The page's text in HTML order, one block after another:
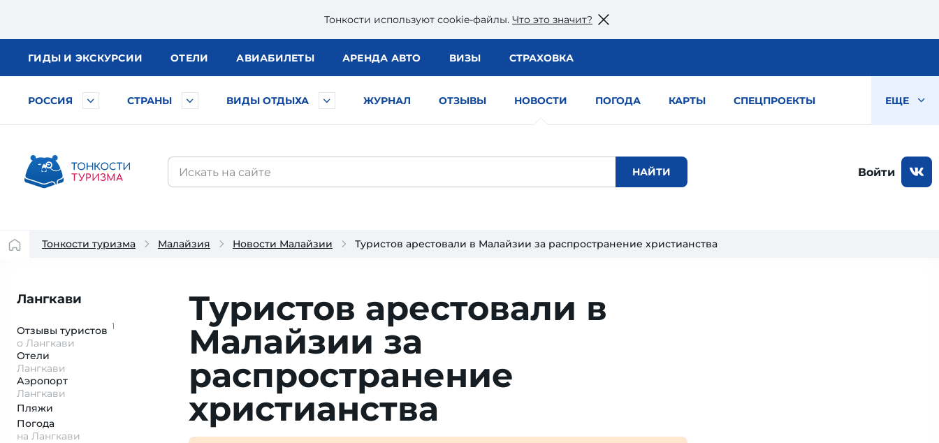
Тонкости используют сookie-файлы. Что это значит?
ГИДЫ И ЭКСКУРСИИ ОТЕЛИ АВИАБИЛЕТЫ АРЕНДА АВТО ВИЗЫ СТРАХОВКА
РОССИЯ СТРАНЫ ВИДЫ ОТДЫХА ЖУРНАЛ ОТЗЫВЫ НОВОСТИ ПОГОДА КАРТЫ СПЕЦПРОЕКТЫ ЕЩЕ
Войти
Тонкости туризма Малайзия Новости Малайзии Туристов арестовали в Малайзии за распространение христианства
Лангкави
Отзывы туристов 1
о Лангкави
Отели
Лангкави
Аэропорт
Лангкави
Пляжи
Погода
на Лангкави
Туристов арестовали в
Малайзии за
распространение
христианства